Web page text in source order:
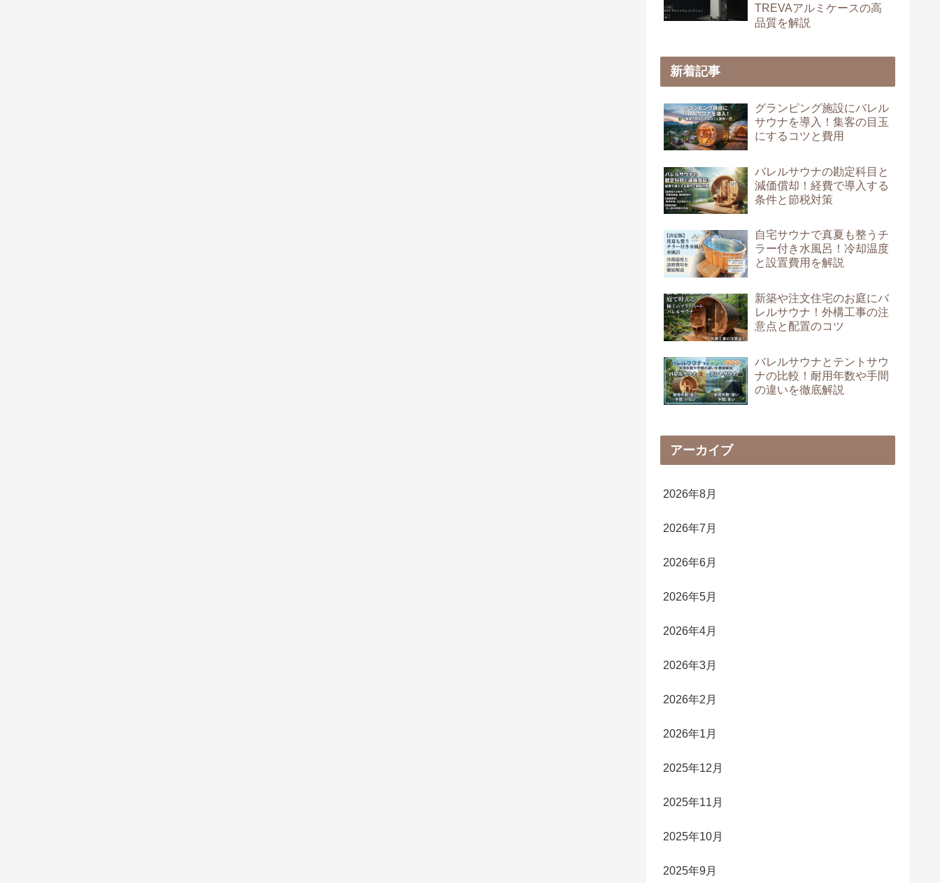
TREVAアルミケースの高
品質を解説
新着記事
グランピング施設にバレル
サウナを導入！集客の目玉
にするコツと費用
バレルサウナの勘定科目と
減価償却！経費で導入する
条件と節税対策
自宅サウナで真夏も整うチ
ラー付き水風呂！冷却温度
と設置費用を解説
新築や注文住宅のお庭にバ
レルサウナ！外構工事の注
意点と配置のコツ
バレルサウナとテントサウ
ナの比較！耐用年数や手間
の違いを徹底解説
アーカイブ
2026年8月
2026年7月
2026年6月
2026年5月
2026年4月
2026年3月
2026年2月
2026年1月
2025年12月
2025年11月
2025年10月
2025年9月